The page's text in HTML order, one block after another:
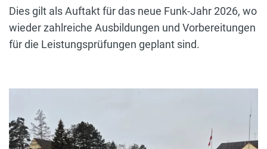
Dies gilt als Auftakt für das neue Funk-Jahr 2026, wo
wieder zahlreiche Ausbildungen und Vorbereitungen
für die Leistungsprüfungen geplant sind.